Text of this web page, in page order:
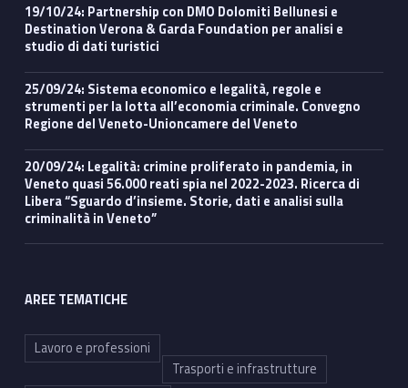
19/10/24: Partnership con DMO Dolomiti Bellunesi e
Destination Verona & Garda Foundation per analisi e
studio di dati turistici
25/09/24: Sistema economico e legalità, regole e
strumenti per la lotta all’economia criminale. Convegno
Regione del Veneto-Unioncamere del Veneto
20/09/24: Legalità: crimine proliferato in pandemia, in
Veneto quasi 56.000 reati spia nel 2022-2023. Ricerca di
Libera “Sguardo d’insieme. Storie, dati e analisi sulla
criminalità in Veneto”
AREE TEMATICHE
Lavoro e professioni
Trasporti e infrastrutture